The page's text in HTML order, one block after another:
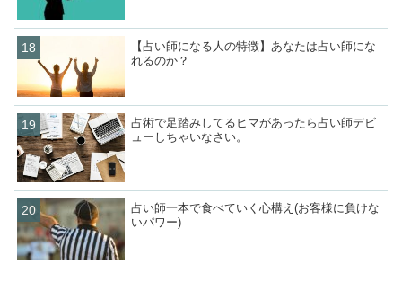
【占い師になる人の特徴】あなたは占い師にな
れるのか？
占術で足踏みしてるヒマがあったら占い師デビ
ューしちゃいなさい。
占い師一本で食べていく心構え(お客様に負けな
いパワー)